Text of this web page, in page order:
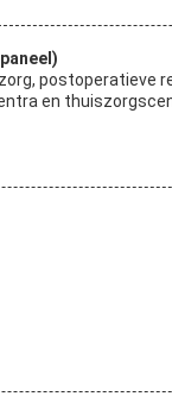
postoperatieve
en